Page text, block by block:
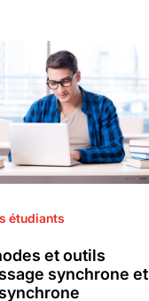
étudiants
et outils
synchrone et